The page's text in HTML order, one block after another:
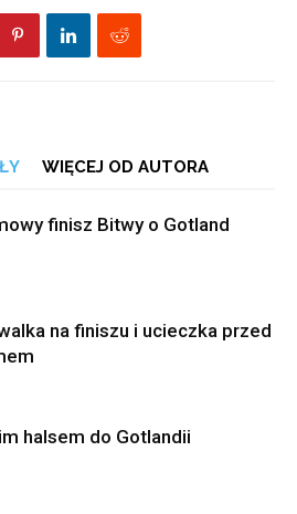
WIĘCEJ OD AUTORA
finisz Bitwy o Gotland
na finiszu i ucieczka przed
halsem do Gotlandii